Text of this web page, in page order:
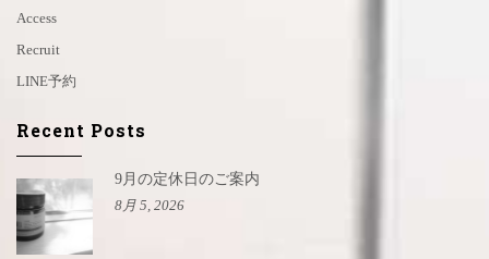
Access
Recruit
LINE予約
Recent Posts
9月の定休日のご案内
8月 5, 2026